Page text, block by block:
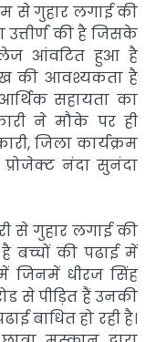
से गुहार लगाई की
उत्तीर्ण की है जिसके
आंवटित हुआ है
की आवश्यकता है
सहायता का
ने मौके पर ही
जिला कार्यक्रम
नंदा सुनंदा
से गुहार लगाई की
बच्चों की पढाई में
जिनमें धीरज सिंह
से पीड़ित हैं उनकी
बाधित हो रही है।